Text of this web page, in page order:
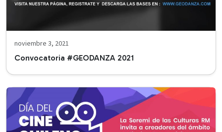
noviembre 3, 2021
Convocatoria #GEODANZA 2021